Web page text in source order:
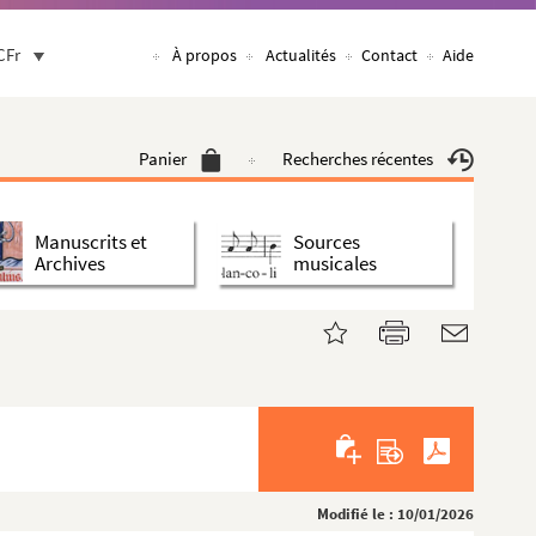
À propos Actualités Contact Aide
Panier Recherches récentes
Manuscrits et
Archives
Sources
musicales
Modifié le : 10/01/2026